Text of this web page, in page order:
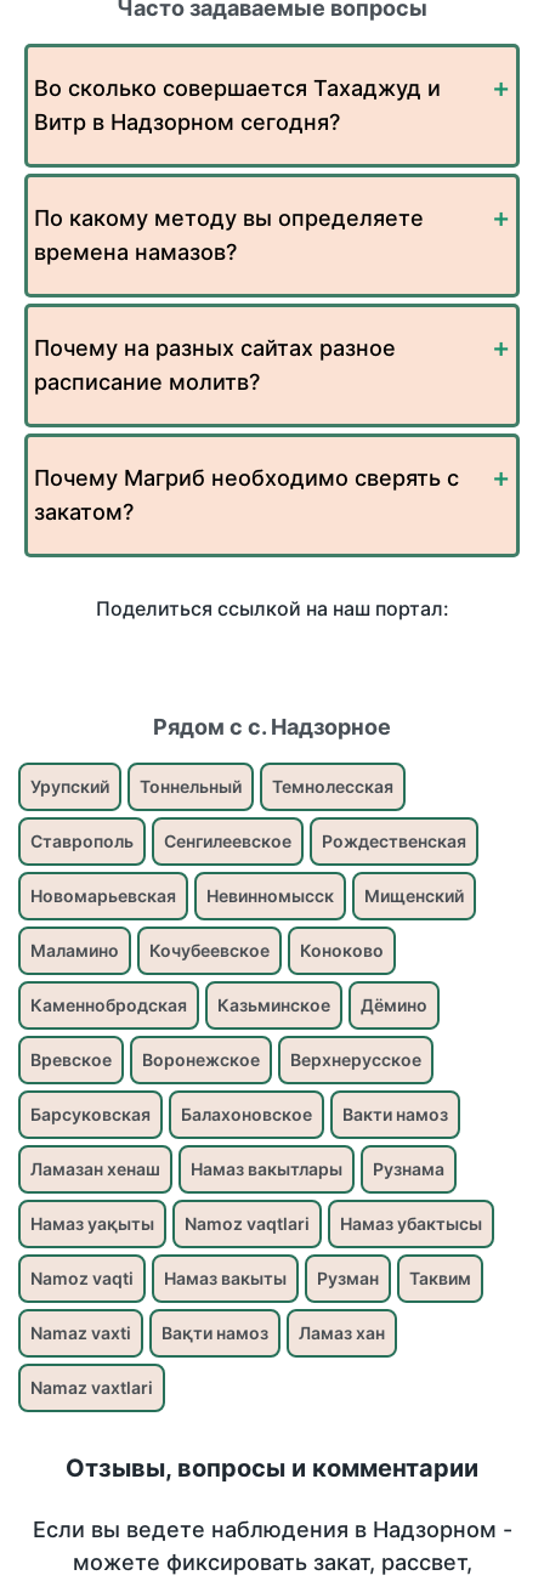
Часто задаваемые вопросы
Во сколько совершается Тахаджуд и
Витр в Надзорном сегодня?
По какому методу вы определяете
времена намазов?
Почему на разных сайтах разное
расписание молитв?
Почему Магриб необходимо сверять с
закатом?
Поделиться ссылкой на наш портал:
Рядом с с. Надзорное
Урупский Тоннельный Темнолесская
Ставрополь Сенгилеевское Рождественская
Новомарьевская Невинномысск Мищенский
Маламино Кочубеевское Коноково
Каменнобродская Казьминское Дёмино
Вревское Воронежское Верхнерусское
Барсуковская Балахоновское Вакти намоз
Ламазан хенаш Намаз вакытлары Рузнама
Намаз уақыты Namoz vaqtlari Намаз убактысы
Namoz vaqti Намаз вакыты Рузман Таквим
Namaz vaxti Вақти намоз Ламаз хан
Namaz vaxtlari
Отзывы, вопросы и комментарии
Если вы ведете наблюдения в Надзорном -
можете фиксировать закат, рассвет,